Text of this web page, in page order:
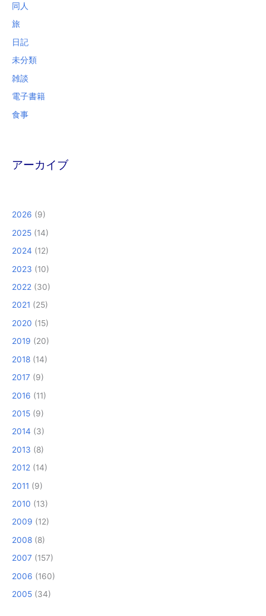
同人
旅
日記
未分類
雑談
電子書籍
食事
アーカイブ
2026 (9)
2025 (14)
2024 (12)
2023 (10)
2022 (30)
2021 (25)
2020 (15)
2019 (20)
2018 (14)
2017 (9)
2016 (11)
2015 (9)
2014 (3)
2013 (8)
2012 (14)
2011 (9)
2010 (13)
2009 (12)
2008 (8)
2007 (157)
2006 (160)
2005 (34)